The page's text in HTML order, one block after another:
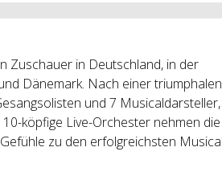
Zuschauer in Deutschland, in der
Dänemark. Nach einer triumphalen
und 7 Musicaldarsteller,
köpfige Live-Orchester nehmen die
zu den erfolgreichsten